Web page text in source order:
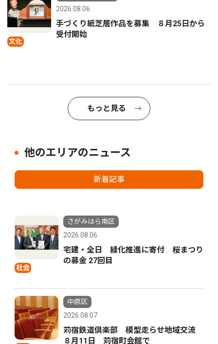
文化
2026.08.06
手づくり紙芝居作品を募集 ８月25日から
受付開始
もっと見る
他のエリアのニュース
新着記事
社会
さがみはら南区
2026.08.06
宅建・全日 緑化推進に寄付 桜まつり
の募金 27回目
中原区
2026.08.07
苅宿鉄道倶楽部 模型走らせ地域交流
８月11日 苅宿町会館で